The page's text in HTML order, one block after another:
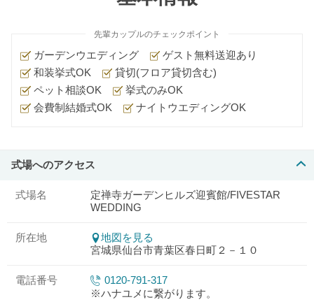
先輩カップルのチェックポイント
ガーデンウエディング
ゲスト無料送迎あり
和装挙式OK
貸切(フロア貸切含む)
ペット相談OK
挙式のみOK
会費制結婚式OK
ナイトウエディングOK
式場へのアクセス
式場名
定禅寺ガーデンヒルズ迎賓館/FIVESTAR
WEDDING
所在地
地図を見る
宮城県仙台市青葉区春日町２－１０
電話番号
0120-791-317
※ハナユメに繋がります。